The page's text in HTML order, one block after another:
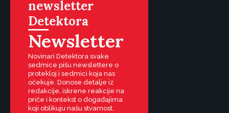
newsletter
Detektora
Newsletter
Novinari Detektora svake
sedmice pišu newslettere o
protekloj i sedmici koja nas
očekuje. Donose detalje iz
redakcije, iskrene reakcije na
priče i kontekst o događajima
koji oblikuju našu stvarnost.